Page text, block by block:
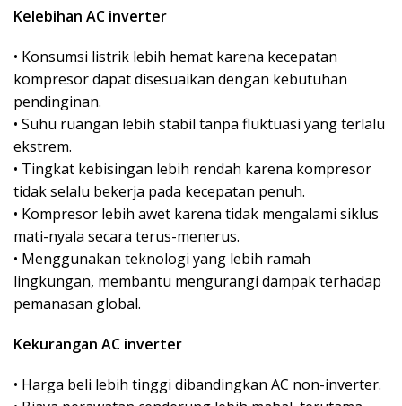
Kelebihan AC inverter
• Konsumsi listrik lebih hemat karena kecepatan
kompresor dapat disesuaikan dengan kebutuhan
pendinginan.
• Suhu ruangan lebih stabil tanpa fluktuasi yang terlalu
ekstrem.
• Tingkat kebisingan lebih rendah karena kompresor
tidak selalu bekerja pada kecepatan penuh.
• Kompresor lebih awet karena tidak mengalami siklus
mati-nyala secara terus-menerus.
• Menggunakan teknologi yang lebih ramah
lingkungan, membantu mengurangi dampak terhadap
pemanasan global.
Kekurangan AC inverter
• Harga beli lebih tinggi dibandingkan AC non-inverter.